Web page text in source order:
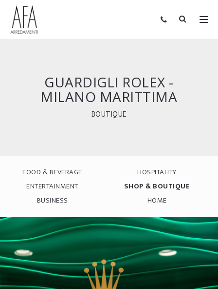
GUARDIGLI ROLEX -
MILANO MARITTIMA
BOUTIQUE
FOOD & BEVERAGE
HOSPITALITY
ENTERTAINMENT
SHOP & BOUTIQUE
BUSINESS
HOME